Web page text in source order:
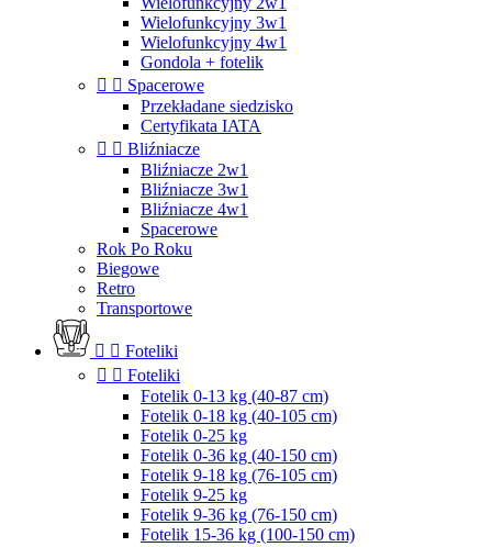
Wielofunkcyjny 3w1
Wielofunkcyjny 4w1
Gondola + fotelik
  Spacerowe
Przekładane siedzisko
Certyfikata IATA
  Bliźniacze
Bliźniacze 2w1
Bliźniacze 3w1
Bliźniacze 4w1
Spacerowe
Rok Po Roku
Biegowe
Retro
Transportowe
  Foteliki
  Foteliki
Fotelik 0-13 kg (40-87 cm)
Fotelik 0-18 kg (40-105 cm)
Fotelik 0-25 kg
Fotelik 0-36 kg (40-150 cm)
Fotelik 9-18 kg (76-105 cm)
Fotelik 9-25 kg
Fotelik 9-36 kg (76-150 cm)
Fotelik 15-36 kg (100-150 cm)